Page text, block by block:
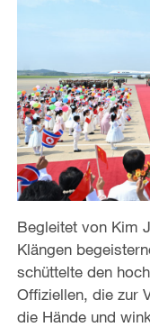
Begleitet von Kim
Klängen
schüttelte den
Offiziellen, die zur
die Hände und